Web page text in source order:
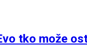
tko može